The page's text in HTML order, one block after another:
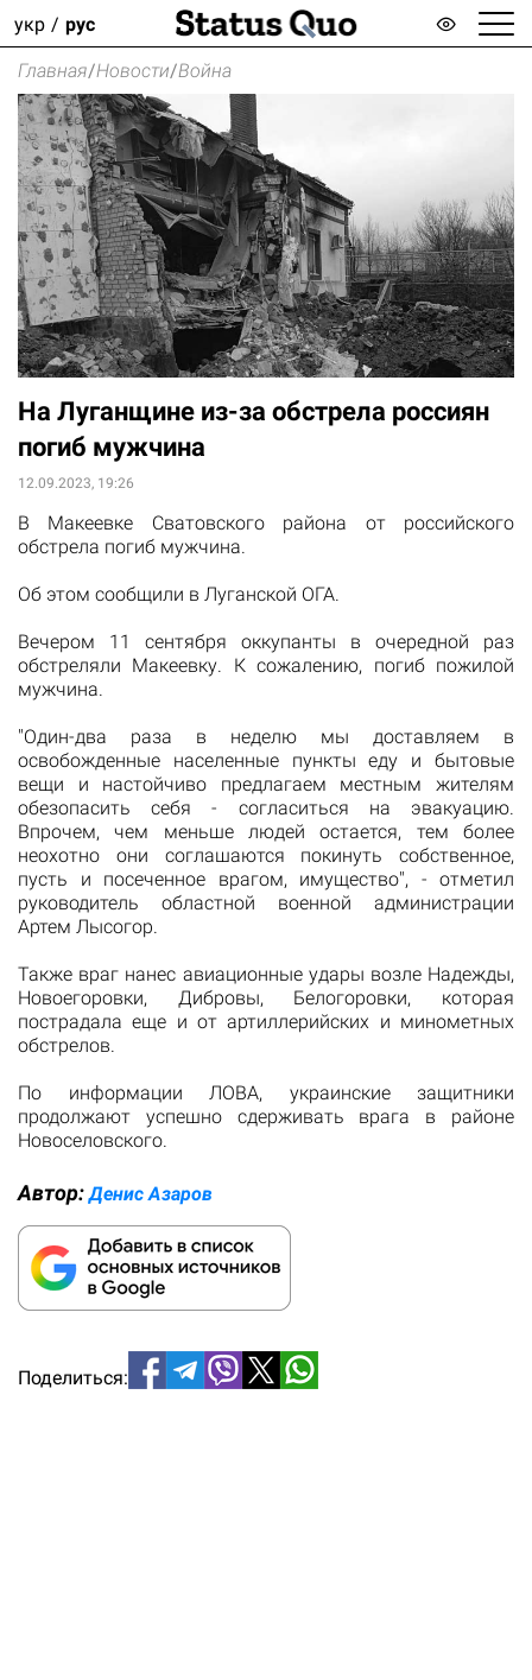
укр рус
Главная/Новости/Война
На Луганщине из-за обстрела россиян
погиб мужчина
12.09.2023, 19:26
В Макеевке Сватовского района от российского
обстрела погиб мужчина.
Об этом сообщили в Луганской ОГА.
Вечером 11 сентября оккупанты в очередной раз
обстреляли Макеевку. К сожалению, погиб пожилой
мужчина.
"Один-два раза в неделю мы доставляем в
освобожденные населенные пункты еду и бытовые
вещи и настойчиво предлагаем местным жителям
обезопасить себя - согласиться на эвакуацию.
Впрочем, чем меньше людей остается, тем более
неохотно они соглашаются покинуть собственное,
пусть и посеченное врагом, имущество", - отметил
руководитель областной военной администрации
Артем Лысогор.
Также враг нанес авиационные удары возле Надежды,
Новоегоровки, Дибровы, Белогоровки, которая
пострадала еще и от артиллерийских и минометных
обстрелов.
По информации ЛОВА, украинские защитники
продолжают успешно сдерживать врага в районе
Новоселовского.
Автор:Денис Азаров
Поделиться: